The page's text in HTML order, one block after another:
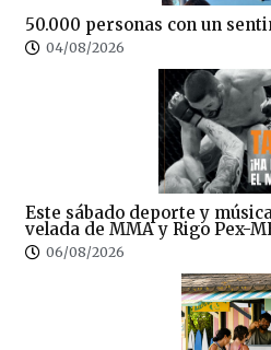
50.000 personas con un
04/08/2026
Este sábado deporte y
velada de MMA y Rigo Pex-
06/08/2026